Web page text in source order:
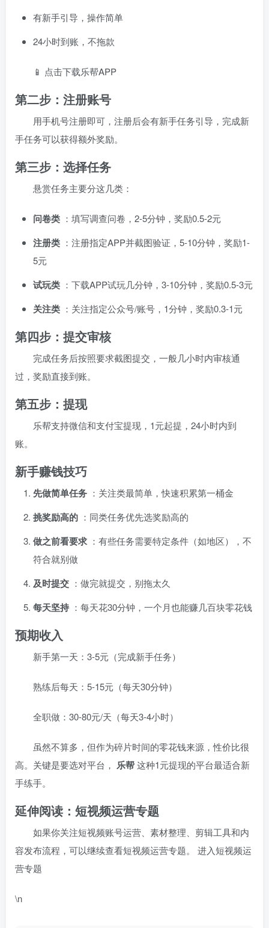
有新手引导，操作简单
24小时到账，不拖款
📱 点击下载乐帮APP
第二步：注册账号
用手机号注册即可，注册后会有新手任务引导，完成新
手任务可以获得额外奖励。
第三步：选择任务
悬赏任务主要分这几类：
问卷类 ：填写调查问卷，2-5分钟，奖励0.5-2元
注册类 ：注册指定APP并截图验证，5-10分钟，奖励1-
5元
试玩类 ：下载APP试玩几分钟，3-10分钟，奖励0.5-3元
关注类 ：关注指定公众号/账号，1分钟，奖励0.3-1元
第四步：提交审核
完成任务后按照要求截图提交，一般几小时内审核通
过，奖励直接到账。
第五步：提现
乐帮支持微信和支付宝提现，1元起提，24小时内到
账。
新手赚钱技巧
先做简单任务 ：关注类最简单，快速积累第一桶金
挑奖励高的 ：同类任务优先选奖励高的
做之前看要求 ：有些任务需要特定条件（如地区），不
符合就别做
及时提交 ：做完就提交，别拖太久
每天坚持 ：每天花30分钟，一个月也能赚几百块零花钱
预期收入
新手第一天：3-5元（完成新手任务）
熟练后每天：5-15元（每天30分钟）
全职做：30-80元/天（每天3-4小时）
虽然不算多，但作为碎片时间的零花钱来源，性价比很
高。关键是要选对平台， 乐帮这种1元提现的平台最适合新
手练手。
延伸阅读：短视频运营专题
如果你关注短视频账号运营、素材整理、剪辑工具和内
容发布流程，可以继续查看短视频运营专题。 进入短视频运
营专题
\n